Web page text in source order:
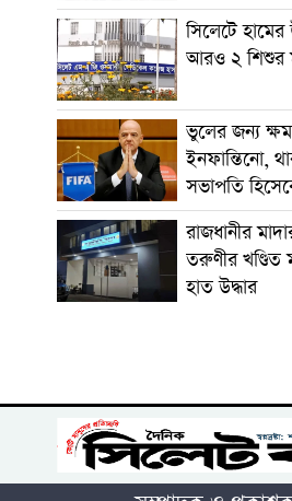
সিলেটে
আরও ২ শিশুর
ভুলের জন্য
ইনফান্তিনো,
সভাপতি
রাজধানীর
তরুণীর খণ্ডিত
হাত উদ্ধার